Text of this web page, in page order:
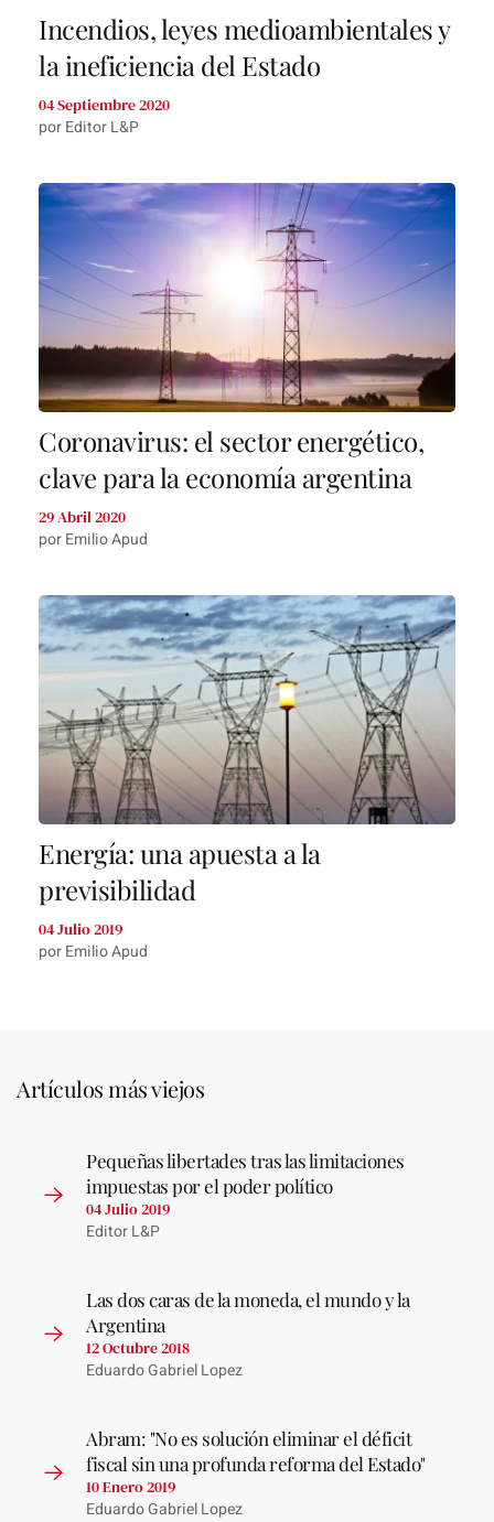
Incendios, leyes medioambientales y
la ineficiencia del Estado
04 Septiembre 2020
por Editor L&P
Coronavirus: el sector energético,
clave para la economía argentina
29 Abril 2020
por Emilio Apud
Energía: una apuesta a la
previsibilidad
04 Julio 2019
por Emilio Apud
Artículos más viejos
Pequeñas libertades tras las limitaciones
impuestas por el poder político
04 Julio 2019
Editor L&P
Las dos caras de la moneda, el mundo y la
Argentina
12 Octubre 2018
Eduardo Gabriel Lopez
Abram: "No es solución eliminar el déficit
fiscal sin una profunda reforma del Estado"
10 Enero 2019
Eduardo Gabriel Lopez